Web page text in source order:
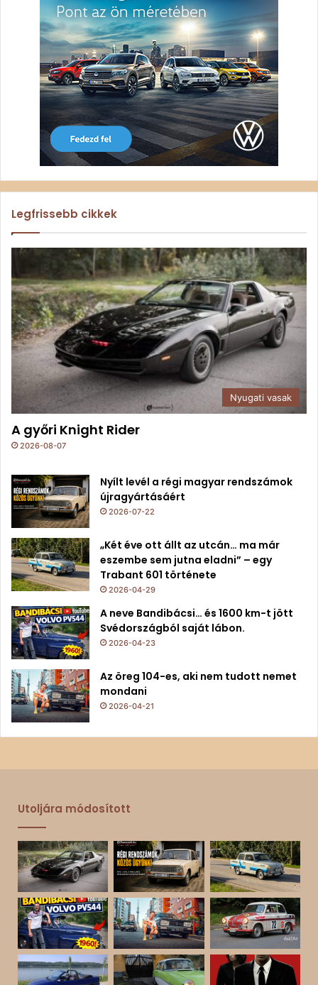
Legfrissebb cikkek
Nyugati vasak
A győri Knight Rider
2026-08-07
Nyílt levél a régi magyar rendszámok
újragyártásáért
2026-07-22
„Két éve ott állt az utcán… ma már
eszembe sem jutna eladni” – egy
Trabant 601 története
2026-04-29
A neve Bandibácsi… és 1600 km-t jött
Svédországból saját lábon.
2026-04-23
Az öreg 104-es, aki nem tudott nemet
mondani
2026-04-21
Utoljára módosított